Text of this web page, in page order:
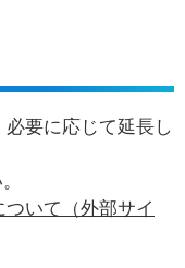
要に応じて延長し
いて（外部サイ